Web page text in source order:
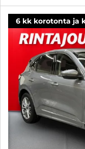
6 kk korotonta ja